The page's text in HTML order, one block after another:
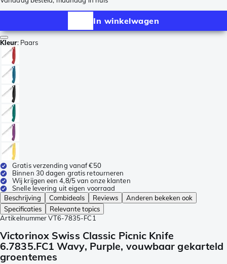
In winkelwagen
Kleur: Paars
Gratis verzending vanaf €50
Binnen 30 dagen gratis retourneren
Wij krijgen een 4,8/5 van onze klanten
Snelle levering uit eigen voorraad
Beschrijving
Combideals Reviews
Anderen bekeken ook
Specificaties
Relevante topics
Artikelnummer VT6-7835-FC1
Victorinox Swiss Classic Picnic Knife
6.7835.FC1 Wavy, Purple, vouwbaar gekarteld
groentemes